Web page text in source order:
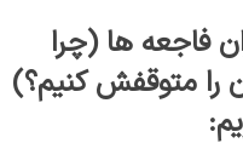
فاجعه ها (چرا
را متوقفش کنیم؟)